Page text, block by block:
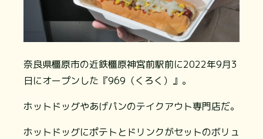
奈良県橿原市の近鉄橿原神宮前駅前に2022年9月3
日にオープンした『969（くろく）』。
ホットドッグやあげパンのテイクアウト専門店だ。
ホットドッグにポテトとドリンクがセットのボリュ